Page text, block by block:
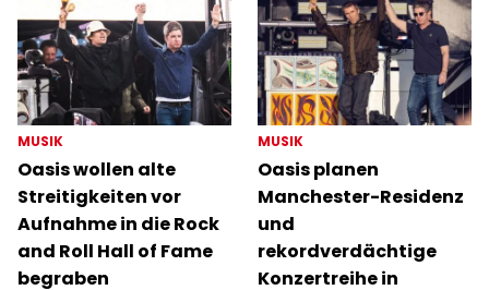
MUSIK
Oasis wollen alte
Streitigkeiten vor
Aufnahme in die Rock
and Roll Hall of Fame
begraben
MUSIK
Oasis planen
Manchester-Residenz
und
rekordverdächtige
Konzertreihe in